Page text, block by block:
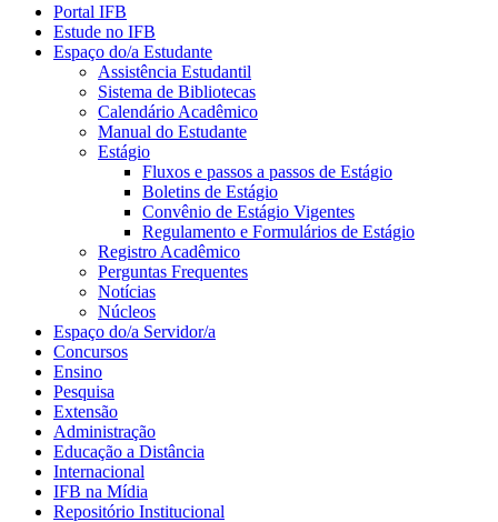
Portal IFB
Estude no IFB
Espaço do/a Estudante
Assistência Estudantil
Sistema de Bibliotecas
Calendário Acadêmico
Manual do Estudante
Estágio
Fluxos e passos a passos de Estágio
Boletins de Estágio
Convênio de Estágio Vigentes
Regulamento e Formulários de Estágio
Registro Acadêmico
Perguntas Frequentes
Notícias
Núcleos
Espaço do/a Servidor/a
Concursos
Ensino
Pesquisa
Extensão
Administração
Educação a Distância
Internacional
IFB na Mídia
Repositório Institucional